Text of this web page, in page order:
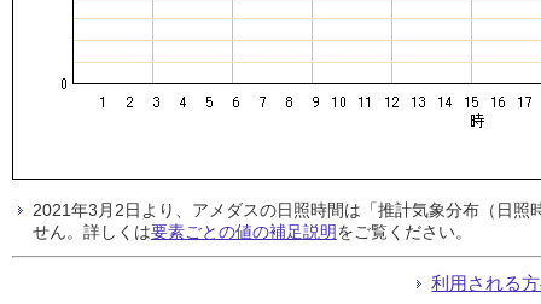
2021年3月2日より、アメダスの日照時間は「推計気象分布（日
せん。詳しくは要素ごとの値の補足説明をご覧ください。
利用される